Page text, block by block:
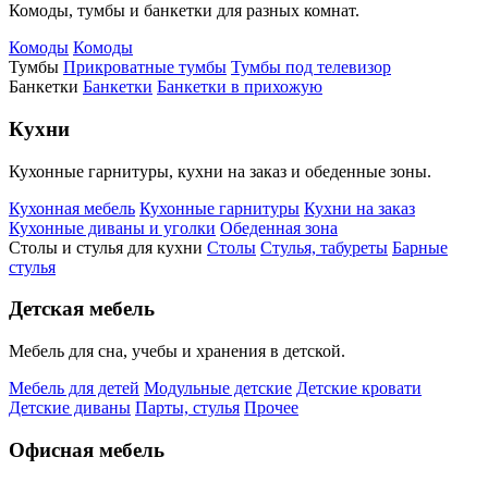
Комоды, тумбы и банкетки для разных комнат.
Комоды Комоды
Тумбы Прикроватные тумбы Тумбы под телевизор
Банкетки Банкетки Банкетки в прихожую
Кухни
Кухонные гарнитуры, кухни на заказ и обеденные зоны.
Кухонная мебель Кухонные гарнитуры Кухни на заказ
Кухонные диваны и уголки Обеденная зона
Столы и стулья для кухни Столы Стулья, табуреты Барные
стулья
Детская мебель
Мебель для сна, учебы и хранения в детской.
Мебель для детей Модульные детские Детские кровати
Детские диваны Парты, стулья Прочее
Офисная мебель